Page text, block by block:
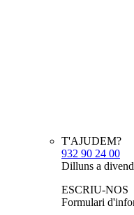
T'AJUDEM?
932 90 24 00
Dilluns a
ESCRIU-NOS
Formulari